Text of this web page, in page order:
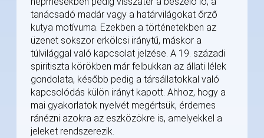
tanácsadó madár vagy a határvilágokat őrző
kutya motívuma. Ezekben a történetekben az
üzenet sokszor erkölcsi iránytű, máskor a
túlvilággal való kapcsolat jelzése. A 19. századi
spiritiszta körökben már felbukkan az állati lélek
gondolata, később pedig a társállatokkal való
kapcsolódás külön irányt kapott. Ahhoz, hogy a
mai gyakorlatok nyelvét megértsük, érdemes
ránézni azokra az eszközökre is, amelyekkel a
jeleket rendszerezik.